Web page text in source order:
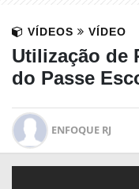
VÍDEOS VÍDEO
Utilização de
do Passe
ENFOQUE RJ